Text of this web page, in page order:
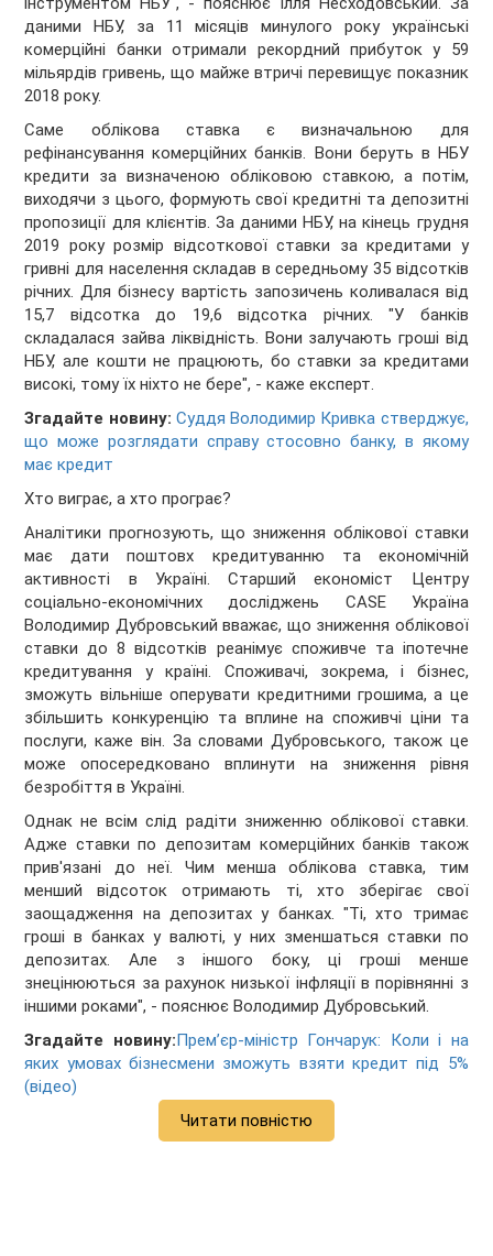
даними НБУ, за 11 місяців минулого року українські
комерційні банки отримали рекордний прибуток у 59
мільярдів гривень, що майже втричі перевищує показник
2018 року.
Саме облікова ставка є визначальною для
рефінансування комерційних банків. Вони беруть в НБУ
кредити за визначеною обліковою ставкою, а потім,
виходячи з цього, формують свої кредитні та депозитні
пропозиції для клієнтів. За даними НБУ, на кінець грудня
2019 року розмір відсоткової ставки за кредитами у
гривні для населення складав в середньому 35 відсотків
річних. Для бізнесу вартість запозичень коливалася від
15,7 відсотка до 19,6 відсотка річних. "У банків
складалася зайва ліквідність. Вони залучають гроші від
НБУ, але кошти не працюють, бо ставки за кредитами
високі, тому їх ніхто не бере", - каже експерт.
Згадайте новину: Суддя Володимир Кривка стверджує,
що може розглядати справу стосовно банку, в якому
має кредит
Хто виграє, а хто програє?
Аналітики прогнозують, що зниження облікової ставки
має дати поштовх кредитуванню та економічній
активності в Україні. Старший економіст Центру
соціально-економічних досліджень CASE Україна
Володимир Дубровський вважає, що зниження облікової
ставки до 8 відсотків реанімує споживче та іпотечне
кредитування у країні. Споживачі, зокрема, і бізнес,
зможуть вільніше оперувати кредитними грошима, а це
збільшить конкуренцію та вплине на споживчі ціни та
послуги, каже він. За словами Дубровського, також це
може опосередковано вплинути на зниження рівня
безробіття в Україні.
Однак не всім слід радіти зниженню облікової ставки.
Адже ставки по депозитам комерційних банків також
прив'язані до неї. Чим менша облікова ставка, тим
менший відсоток отримають ті, хто зберігає свої
заощадження на депозитах у банках. "Ті, хто тримає
гроші в банках у валюті, у них зменшаться ставки по
депозитах. Але з іншого боку, ці гроші менше
знецінюються за рахунок низької інфляції в порівнянні з
іншими роками", - пояснює Володимир Дубровський.
Згадайте новину:Прем’єр-міністр Гончарук: Коли і на
яких умовах бізнесмени зможуть взяти кредит під 5%
(відео)
Читати повністю